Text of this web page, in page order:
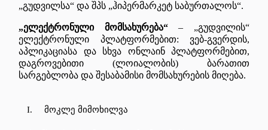
„გუდვილსა“ და შპს „ჰიპერმარკეტ საბურთალოს“.
„ელექტრონული მომსახურება“– „გუდვილის“
ელექტრონული პლატფორმებით: ვებ-გვერდის,
აპლიკაციასა და სხვა ონლაინ პლატფორმებით,
დაგროვებითი (ლოიალობის) ბარათით
სარგებლობა და შესაბამისი მომსახურების მიღება.
I. მოკლე მიმოხილვა